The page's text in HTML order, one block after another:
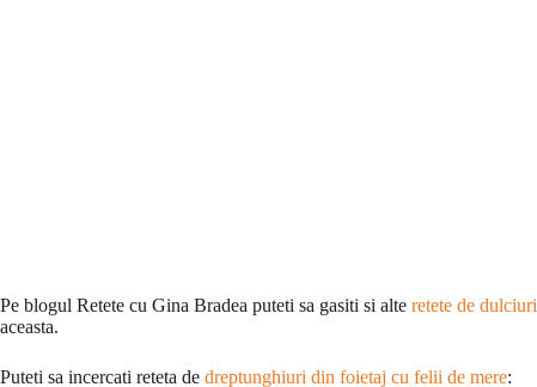
Pe blogul Retete cu Gina Bradea puteti sa gasiti si alte retete de dulciuri
aceasta.
Puteti sa incercati reteta de dreptunghiuri din foietaj cu felii de mere: